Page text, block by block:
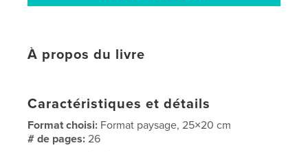
À propos du livre
Caractéristiques et détails
Format choisi: Format paysage, 25×20 cm
# de pages:26